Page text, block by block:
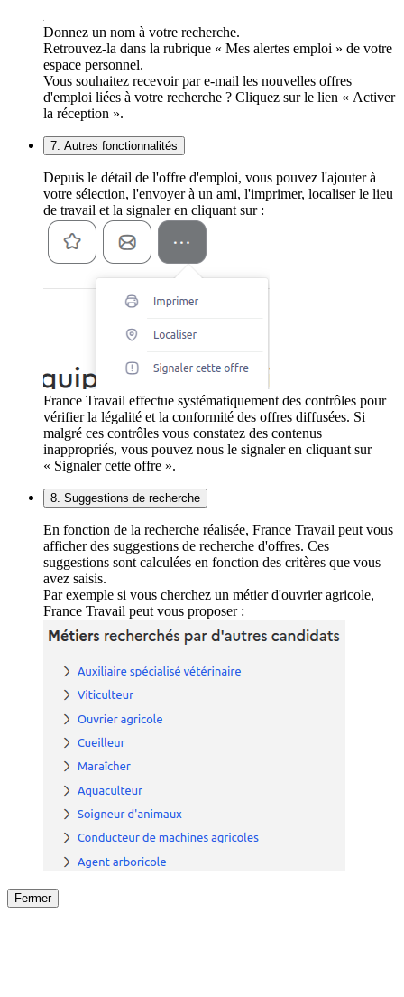
Donnez un nom à votre recherche.
Retrouvez-la dans la rubrique « Mes alertes emploi » de votre
espace personnel.
Vous souhaitez recevoir par e-mail les nouvelles offres
d'emploi liées à votre recherche ? Cliquez sur le lien « Activer
la réception ».
7. Autres fonctionnalités
Depuis le détail de l'offre d'emploi, vous pouvez l'ajouter à
votre sélection, l'envoyer à un ami, l'imprimer, localiser le lieu
de travail et la signaler en cliquant sur :
France Travail effectue systématiquement des contrôles pour
vérifier la légalité et la conformité des offres diffusées. Si
malgré ces contrôles vous constatez des contenus
inappropriés, vous pouvez nous le signaler en cliquant sur
« Signaler cette offre ».
8. Suggestions de recherche
En fonction de la recherche réalisée, France Travail peut vous
afficher des suggestions de recherche d'offres. Ces
suggestions sont calculées en fonction des critères que vous
avez saisis.
Par exemple si vous cherchez un métier d'ouvrier agricole,
France Travail peut vous proposer :
Fermer